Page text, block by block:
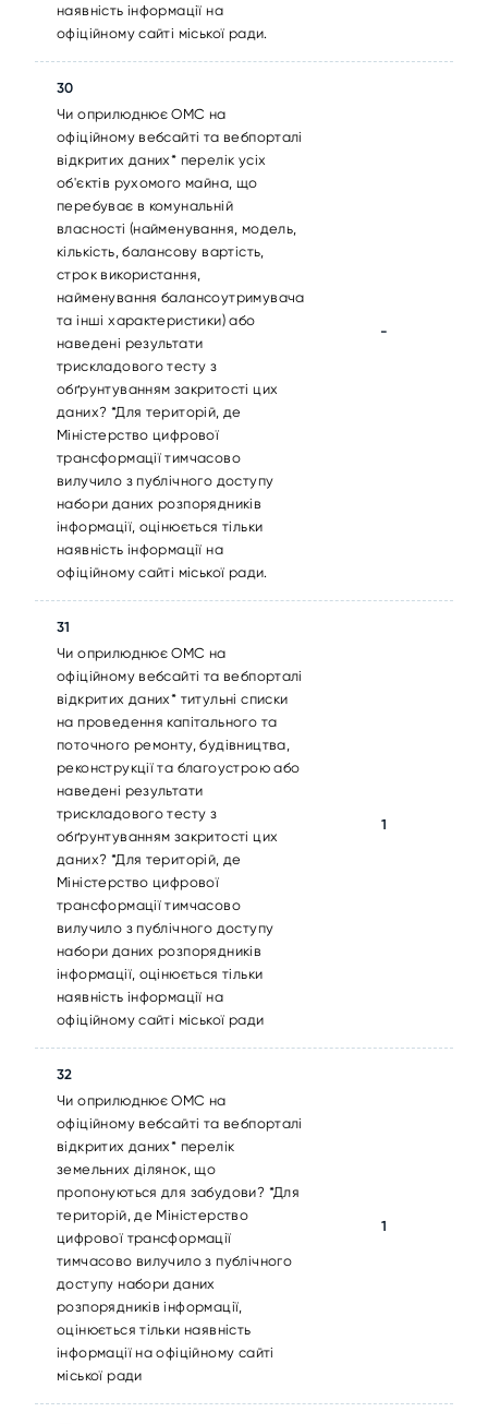
наявність інформації на
офіційному сайті міської ради.
30
Чи оприлюднює ОМС на
офіційному вебсайті та вебпорталі
відкритих даних* перелік усіх
об'єктів рухомого майна, що
перебуває в комунальній
власності (найменування, модель,
кількість, балансову вартість,
строк використання,
найменування балансоутримувача
та інші характеристики) або
наведені результати
трискладового тесту з
обґрунтуванням закритості цих
даних? *Для територій, де
Міністерство цифрової
трансформації тимчасово
вилучило з публічного доступу
набори даних розпорядників
інформації, оцінюється тільки
наявність інформації на
офіційному сайті міської ради.
-
31
Чи оприлюднює ОМС на
офіційному вебсайті та вебпорталі
відкритих даних* титульні списки
на проведення капітального та
поточного ремонту, будівництва,
реконструкції та благоустрою або
наведені результати
трискладового тесту з
обґрунтуванням закритості цих
даних? *Для територій, де
Міністерство цифрової
трансформації тимчасово
вилучило з публічного доступу
набори даних розпорядників
інформації, оцінюється тільки
наявність інформації на
офіційному сайті міської ради
1
32
Чи оприлюднює ОМС на
офіційному вебсайті та вебпорталі
відкритих даних* перелік
земельних ділянок, що
пропонуються для забудови? *Для
територій, де Міністерство
цифрової трансформації
тимчасово вилучило з публічного
доступу набори даних
розпорядників інформації,
оцінюється тільки наявність
інформації на офіційному сайті
міської ради
1